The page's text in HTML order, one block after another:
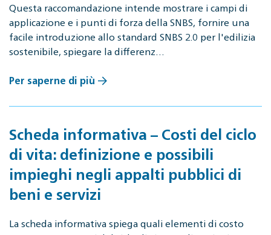
Questa raccomandazione intende mostrare i campi di
applicazione e i punti di forza della SNBS, fornire una
facile introduzione allo standard SNBS 2.0 per l'edilizia
sostenibile, spiegare la differenz…
Per saperne di più
Scheda informativa – Costi del ciclo
di vita: definizione e possibili
impieghi negli appalti pubblici di
beni e servizi
La scheda informativa spiega quali elementi di costo